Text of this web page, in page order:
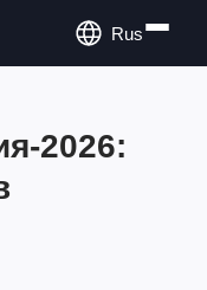
Rus
2026: